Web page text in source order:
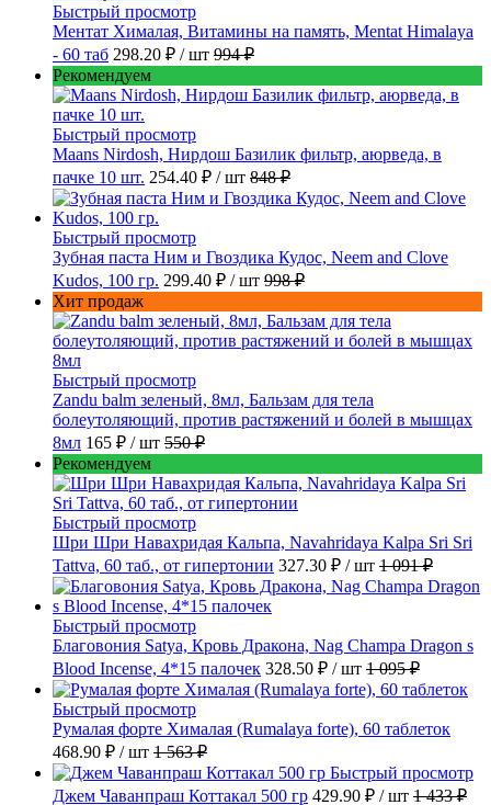
Быстрый просмотр
Ментат Хималая, Витамины на память, Mentat Himalaya
- 60 таб 298.20 ₽ / шт 994 ₽
Рекомендуем
Быстрый просмотр
Maans Nirdosh, Нирдош Базилик фильтр, аюрведа, в
пачке 10 шт. 254.40 ₽ / шт 848 ₽
Быстрый просмотр
Зубная паста Ним и Гвоздика Кудос, Neem and Clove
Kudos, 100 гр. 299.40 ₽ / шт 998 ₽
Хит продаж
Быстрый просмотр
Zandu balm зеленый, 8мл, Бальзам для тела
болеутоляющий, против растяжений и болей в мышцах
8мл 165 ₽ / шт 550 ₽
Рекомендуем
Быстрый просмотр
Шри Шри Навахридая Кальпа, Navahridaya Kalpa Sri Sri
Tattva, 60 таб., от гипертонии 327.30 ₽ / шт 1 091 ₽
Быстрый просмотр
Благовония Satya, Кровь Дракона, Nag Champa Dragon s
Blood Incense, 4*15 палочек 328.50 ₽ / шт 1 095 ₽
Быстрый просмотр
Румалая форте Хималая (Rumalaya forte), 60 таблеток
468.90 ₽ / шт 1 563 ₽
Быстрый просмотр
Джем Чаванпраш Коттакал 500 гр 429.90 ₽ / шт 1 433 ₽